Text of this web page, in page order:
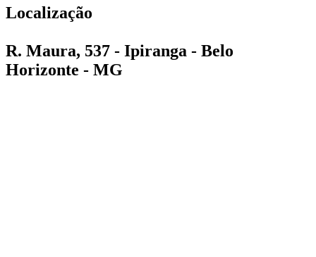
Localização
R. Maura, 537 - Ipiranga - Belo
Horizonte - MG